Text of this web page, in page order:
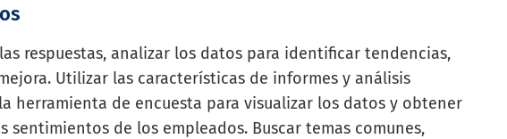
respuestas, analizar los datos para identificar tendencias,
Utilizar las características de informes y análisis
herramienta de encuesta para visualizar los datos y obtener
sentimientos de los empleados. Buscar temas comunes,